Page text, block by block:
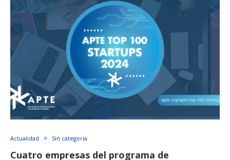
Actualidad Sin categoría
Cuatro empresas del programa de